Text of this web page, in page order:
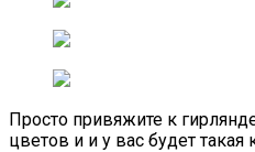
Просто привяжите к
цветов и и у вас будет такая